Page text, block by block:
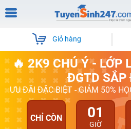
Giỏ hàng
🔥 2K9 CHÚ Ý - LỚP
ĐGTD SẮP
ƯU ĐÃI ĐẶC BIỆT - GIẢM 50%
CHỈ CÒN 01
GIỜ